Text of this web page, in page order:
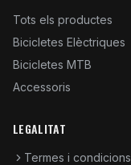
Tots els productes
Bicicletes Elèctriques
Bicicletes MTB
Accessoris
LEGALITAT
Termes i condicions